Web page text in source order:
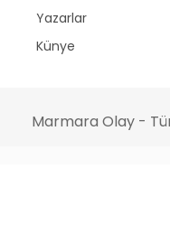
Yazarlar
Künye
Marmara Olay -